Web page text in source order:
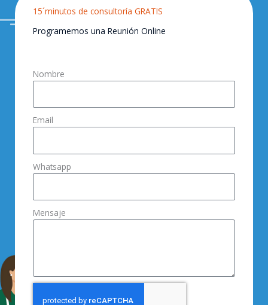
15´minutos de consultoría GRATIS
Programemos una Reunión Online
Nombre
Email
Whatsapp
Mensaje